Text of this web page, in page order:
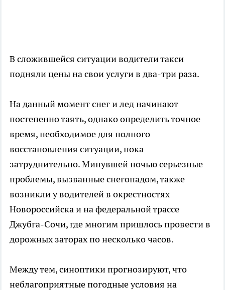
В сложившейся ситуации водители такси
подняли цены на свои услуги в два-три раза.
На данный момент снег и лед начинают
постепенно таять, однако определить точное
время, необходимое для полного
восстановления ситуации, пока
затруднительно. Минувшей ночью серьезные
проблемы, вызванные снегопадом, также
возникли у водителей в окрестностях
Новороссийска и на федеральной трассе
Джубга-Сочи, где многим пришлось провести в
дорожных заторах по несколько часов.
Между тем, синоптики прогнозируют, что
неблагоприятные погодные условия на